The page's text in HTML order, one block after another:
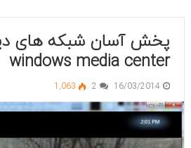
پخش آسان شبکه های
windows media center
16/03/2014
2
1,063